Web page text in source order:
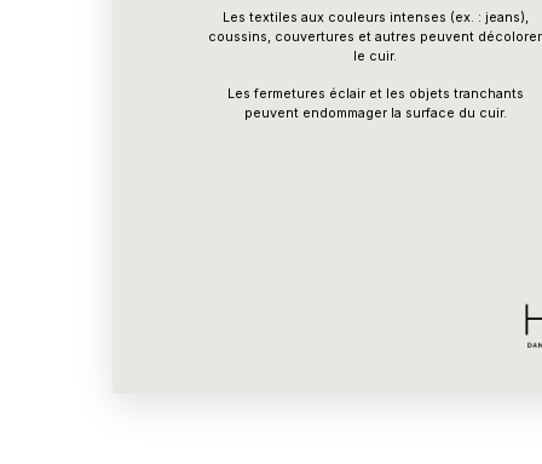
Les textiles aux couleurs intenses (ex. : jeans),
coussins, couvertures et autres peuvent décolorer
le cuir.
Les fermetures éclair et les objets tranchants
peuvent endommager la surface du cuir.